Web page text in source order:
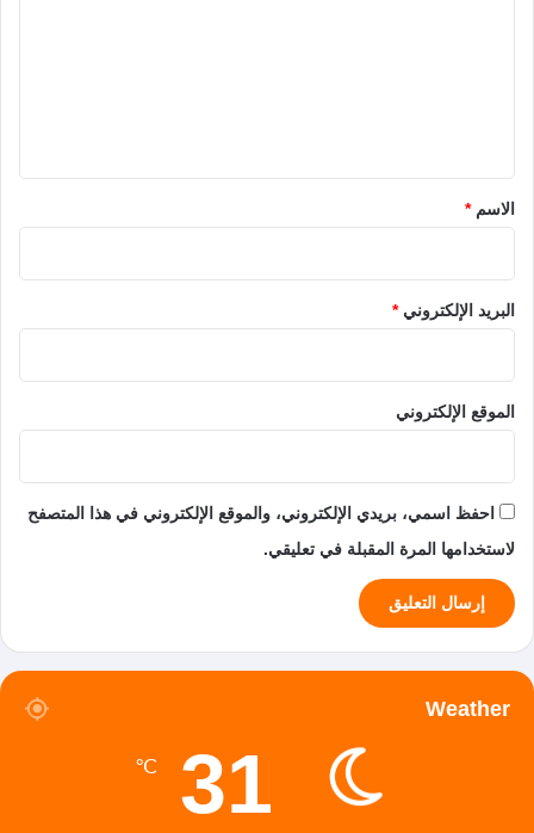
*الاسم*
البريد الإلكتروني*
الموقع الإلكتروني
احفظ اسمي، بريدي الإلكتروني، والموقع الإلكتروني في هذا المتصفح
لاستخدامها المرة المقبلة في تعليقي.
Weather
31
℃